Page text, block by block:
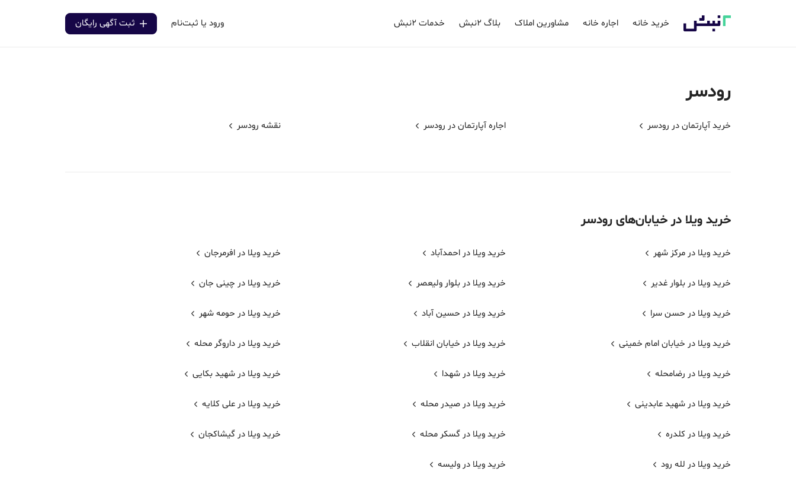
خرید خانه اجاره خانه مشاورین املاک بلاگ ۲نبش خدمات ۲نبش ورود یا ثبت‌نام ثبت آگهی رایگان
رودسر
خرید آپارتمان در رودسر اجاره آپارتمان در رودسر نقشه رودسر
خرید ویلا در خیابان‌های رودسر
خرید ویلا در مرکز شهر خرید ویلا در احمدآباد خرید ویلا در افرمرجان
خرید ویلا در بلوار غدیر خرید ویلا در بلوار ولیعصر خرید ویلا در چینی جان
خرید ویلا در حسن سرا خرید ویلا در حسین آباد خرید ویلا در حومه شهر
خرید ویلا در خیابان امام خمینی خرید ویلا در خیابان انقلاب خرید ویلا در داروگر محله
خرید ویلا در رضامحله خرید ویلا در شهدا خرید ویلا در شهید بکایی
خرید ویلا در شهید عابدینی خرید ویلا در صیدر محله خرید ویلا در علی کلایه
خرید ویلا در کلدره خرید ویلا در گسکر محله خرید ویلا در گیشاکجان
خرید ویلا در لله رود خرید ویلا در ولیسه